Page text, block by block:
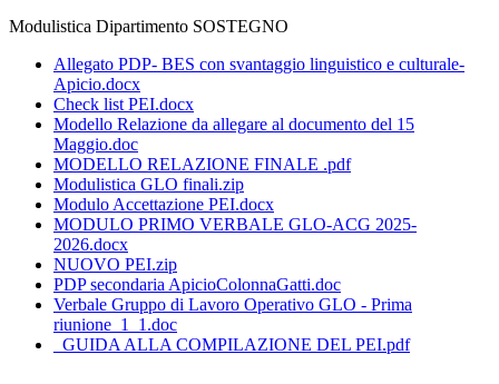
Modulistica Dipartimento SOSTEGNO
Allegato PDP- BES con svantaggio linguistico e culturale-
Apicio.docx
Check list PEI.docx
Modello Relazione da allegare al documento del 15
Maggio.doc
MODELLO RELAZIONE FINALE .pdf
Modulistica GLO finali.zip
Modulo Accettazione PEI.docx
MODULO PRIMO VERBALE GLO-ACG 2025-
2026.docx
NUOVO PEI.zip
PDP secondaria ApicioColonnaGatti.doc
Verbale Gruppo di Lavoro Operativo GLO - Prima
riunione_1_1.doc
_GUIDA ALLA COMPILAZIONE DEL PEI.pdf